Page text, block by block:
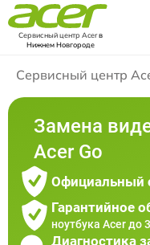
Сервисный центр Acerв
Нижнем Новгороде
Сервисный центр
Замена
Acer Go
Официальный
Гарантийное
ноутбука Acer до
Диагностика